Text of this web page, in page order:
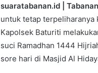
suaratabanan.id | Tabanan
untuk tetap terpeliharanya
Kapolsek Baturiti
suci Ramadhan 1444
sore hari di Masjid Al